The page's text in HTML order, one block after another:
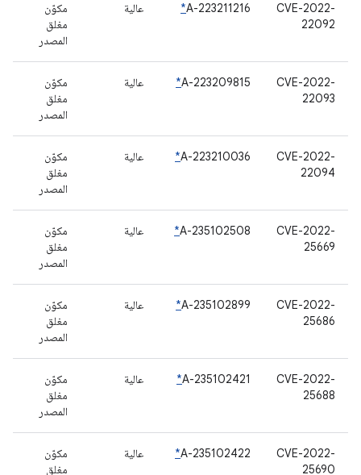
CVE-2022-
22092
A-223211216
* عالية
مكوّن
مغلق
المصدر
CVE-2022-
22093
A-223209815
* عالية
مكوّن
مغلق
المصدر
CVE-2022-
22094
A-223210036
* عالية
مكوّن
مغلق
المصدر
CVE-2022-
25669
A-235102508
* عالية
مكوّن
مغلق
المصدر
CVE-2022-
25686
A-235102899
* عالية
مكوّن
مغلق
المصدر
CVE-2022-
25688
A-235102421
* عالية
مكوّن
مغلق
المصدر
CVE-2022-
25690
A-235102422
* عالية
مكوّن
مغلق